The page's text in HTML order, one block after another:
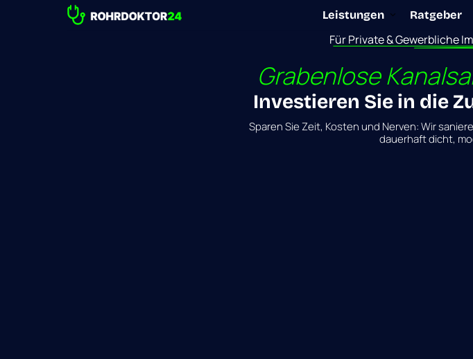
Leistungen Ratgeber
Für Private & Gewerbliche
Grabenlose
Investieren Sie in die
Sparen Sie Zeit, Kosten und Nerven: Wir
dauerhaft dicht,
Kanalsanierung
Kanalsanierung